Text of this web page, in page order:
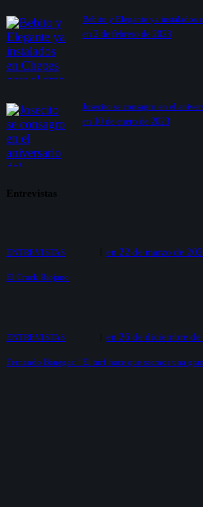
Bebito y Elegante ya instalados
en 2 de febrero de 2023
Josecito se consagro en el
en 10 de enero de 2023
Entrevistas
ENTREVISTAS en 22 de marzo de
El Crack Riojano
ENTREVISTAS en 26 de diciembre de
Fernando Banegas: “El turf hace que seamos una